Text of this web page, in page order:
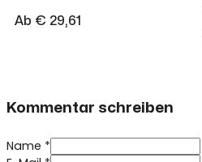
Ab € 29,61
Kommentar schreiben
Name *